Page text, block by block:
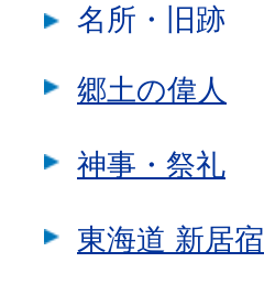
名所・旧跡
郷土の偉人
神事・祭礼
東海道 新居宿